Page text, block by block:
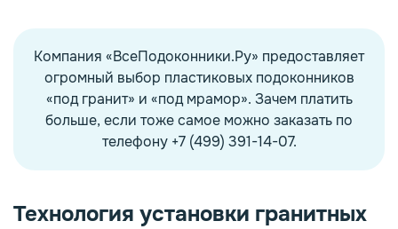
Компания «ВсеПодоконники.Ру» предоставляет
огромный выбор пластиковых подоконников
«под гранит» и «под мрамор». Зачем платить
больше, если тоже самое можно заказать по
телефону +7 (499) 391-14-07.
Технология установки гранитных